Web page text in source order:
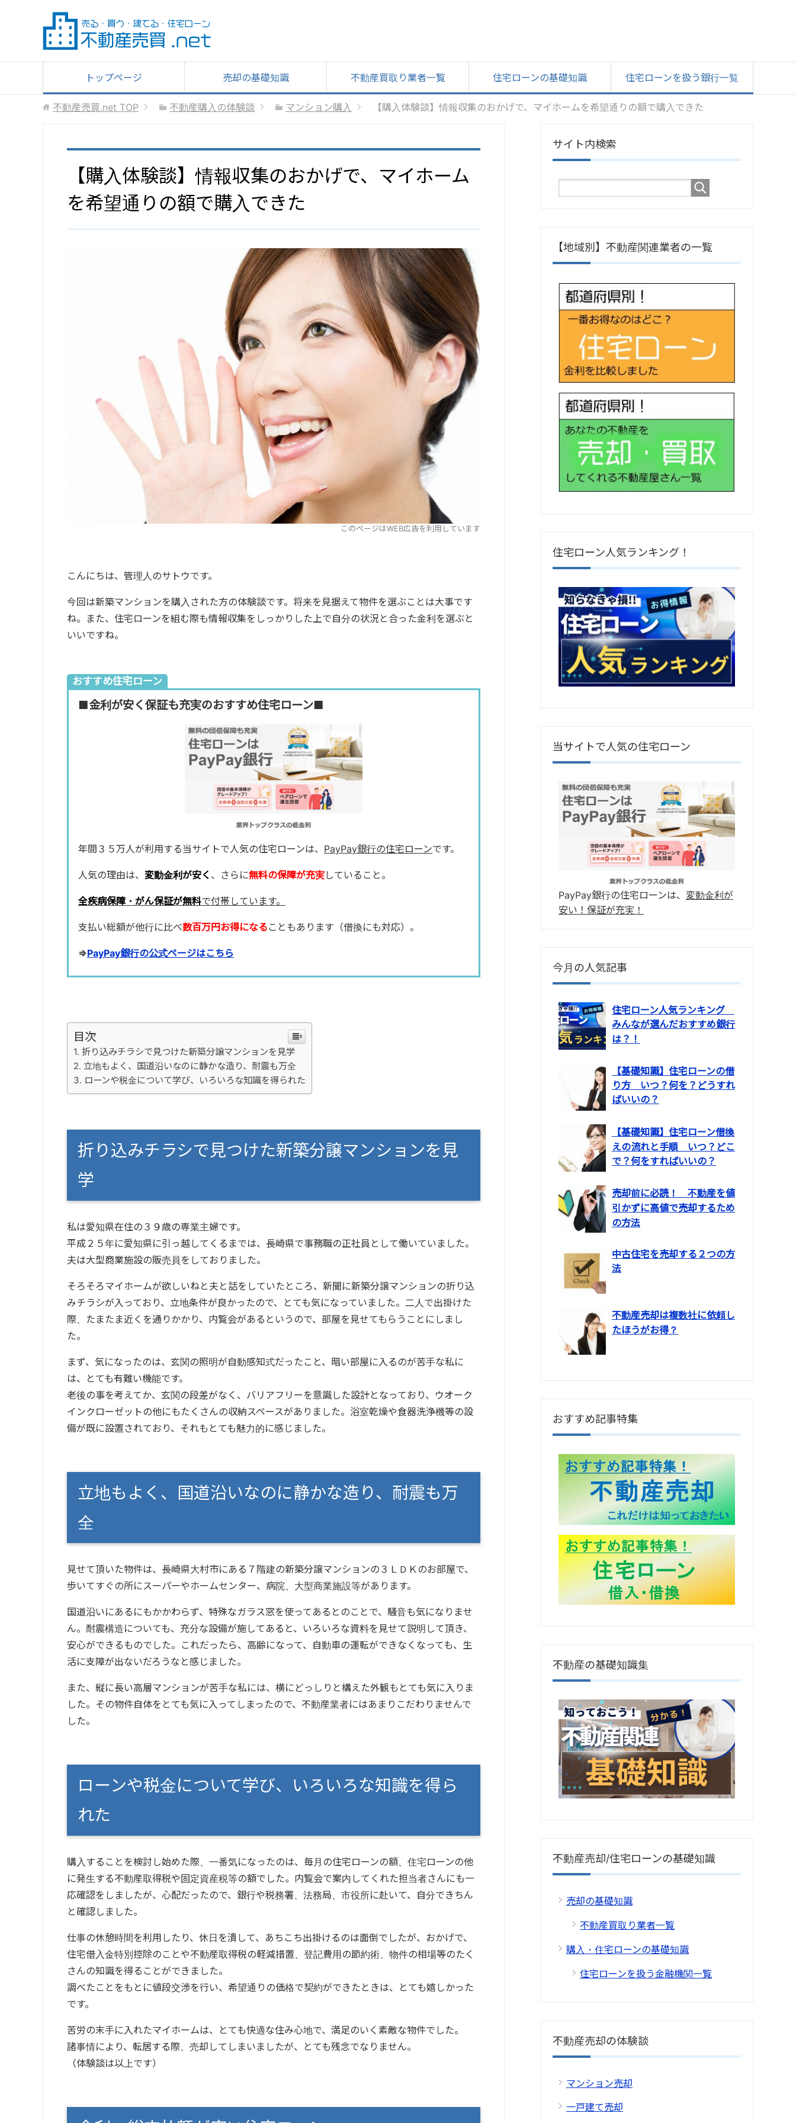
トップページ 売却の基礎知識 不動産買取り業者一覧 住宅ローンの基礎知識 住宅ローンを扱う銀行一覧
不動産売買.net TOP 不動産購入の体験談 マンション購入 【購入体験談】情報収集のおかげで、マイホームを希望通りの額で購入できた
【購入体験談】情報収集のおかげで、マイホーム
を希望通りの額で購入できた
このページはWEB広告を利用しています
こんにちは、管理人のサトウです。
今回は新築マンションを購入された方の体験談です。将来を見据えて物件を選ぶことは大事です
ね。また、住宅ローンを組む際も情報収集をしっかりした上で自分の状況と合った金利を選ぶと
いいですね。
おすすめ住宅ローン
■金利が安く保証も充実のおすすめ住宅ローン■
年間３５万人が利用する当サイトで人気の住宅ローンは、 PayPay銀行の住宅ローンです。
人気の理由は、 変動金利が安く 、さらに無料の保障が充実していること。
全疾病保障・がん保証が無料で付帯しています。
支払い総額が他行に比べ数百万円お得になる こともあります（借換にも対応）。
⇒PayPay銀行の公式ページはこちら
目次
折り込みチラシで見つけた新築分譲マンションを見学
立地もよく、国道沿いなのに静かな造り、耐震も万全
ローンや税金について学び、いろいろな知識を得られた
折り込みチラシで見つけた新築分譲マンションを見
学
私は愛知県在住の３９歳の専業主婦です。
平成２５年に愛知県に引っ越してくるまでは、長崎県で事務職の正社員として働いていました。
夫は大型商業施設の販売員をしておりました。
そろそろマイホームが欲しいねと夫と話をしていたところ、新聞に新築分譲マンションの折り込
みチラシが入っており、立地条件が良かったので、とても気になっていました。二人で出掛けた
際、たまたま近くを通りかかり、内覧会があるというので、部屋を見せてもらうことにしまし
た。
まず、気になったのは、玄関の照明が自動感知式だったこと、暗い部屋に入るのが苦手な私に
は、とても有難い機能です。
老後の事を考えてか、玄関の段差がなく、バリアフリーを意識した設計となっており、ウオーク
インクローゼットの他にもたくさんの収納スペースがありました。浴室乾燥や食器洗浄機等の設
備が既に設置されており、それもとても魅力的に感じました。
立地もよく、国道沿いなのに静かな造り、耐震も万
全
見せて頂いた物件は、長崎県大村市にある７階建の新築分譲マンションの３ＬＤＫのお部屋で、
歩いてすぐの所にスーパーやホームセンター、病院、大型商業施設等があります。
国道沿いにあるにもかかわらず、特殊なガラス窓を使ってあるとのことで、騒音も気になりませ
ん。耐震構造についても、充分な設備が施してあると、いろいろな資料を見せて説明して頂き、
安心ができるものでした。これだったら、高齢になって、自動車の運転ができなくなっても、生
活に支障が出ないだろうなと感じました。
また、縦に長い高層マンションが苦手な私には、横にどっしりと構えた外観もとても気に入りま
した。その物件自体をとても気に入ってしまったので、不動産業者にはあまりこだわりませんで
した。
ローンや税金について学び、いろいろな知識を得ら
れた
購入することを検討し始めた際、一番気になったのは、毎月の住宅ローンの額、住宅ローンの他
に発生する不動産取得税や固定資産税等の額でした。内覧会で案内してくれた担当者さんにも一
応確認をしましたが、心配だったので、銀行や税務署、法務局、市役所に赴いて、自分できちん
と確認しました。
仕事の休憩時間を利用したり、休日を潰して、あちこち出掛けるのは面倒でしたが、おかげで、
住宅借入金特別控除のことや不動産取得税の軽減措置、登記費用の節約術、物件の相場等のたく
さんの知識を得ることができました。
調べたことをもとに値段交渉を行い、希望通りの価格で契約ができたときは、とても嬉しかった
です。
苦労の末手に入れたマイホームは、とても快適な住み心地で、満足のいく素敵な物件でした。
諸事情により、転居する際、売却してしまいましたが、とても残念でなりません。
（体験談は以上です）
サイト内検索
【地域別】不動産関連業者の一覧
住宅ローン人気ランキング！
当サイトで人気の住宅ローン
PayPay銀行の住宅ローンは、 変動金利が
安い！保証が充実！
今月の人気記事
住宅ローン人気ランキング
みんなが選んだおすすめ銀行
は？！
【基礎知識】住宅ローンの借
り方 いつ？何を？どうすれ
ばいいの？
【基礎知識】住宅ローン借換
えの流れと手順 いつ？どこ
で？何をすればいいの？
売却前に必読！ 不動産を値
引かずに高値で売却するため
の方法
中古住宅を売却する２つの方
法
不動産売却は複数社に依頼し
たほうがお得？
おすすめ記事特集
不動産の基礎知識集
不動産売却/住宅ローンの基礎知識
売却の基礎知識
不動産買取り業者一覧
購入・住宅ローンの基礎知識
住宅ローンを扱う金融機関一覧
不動産売却の体験談
マンション売却
一戸建て売却